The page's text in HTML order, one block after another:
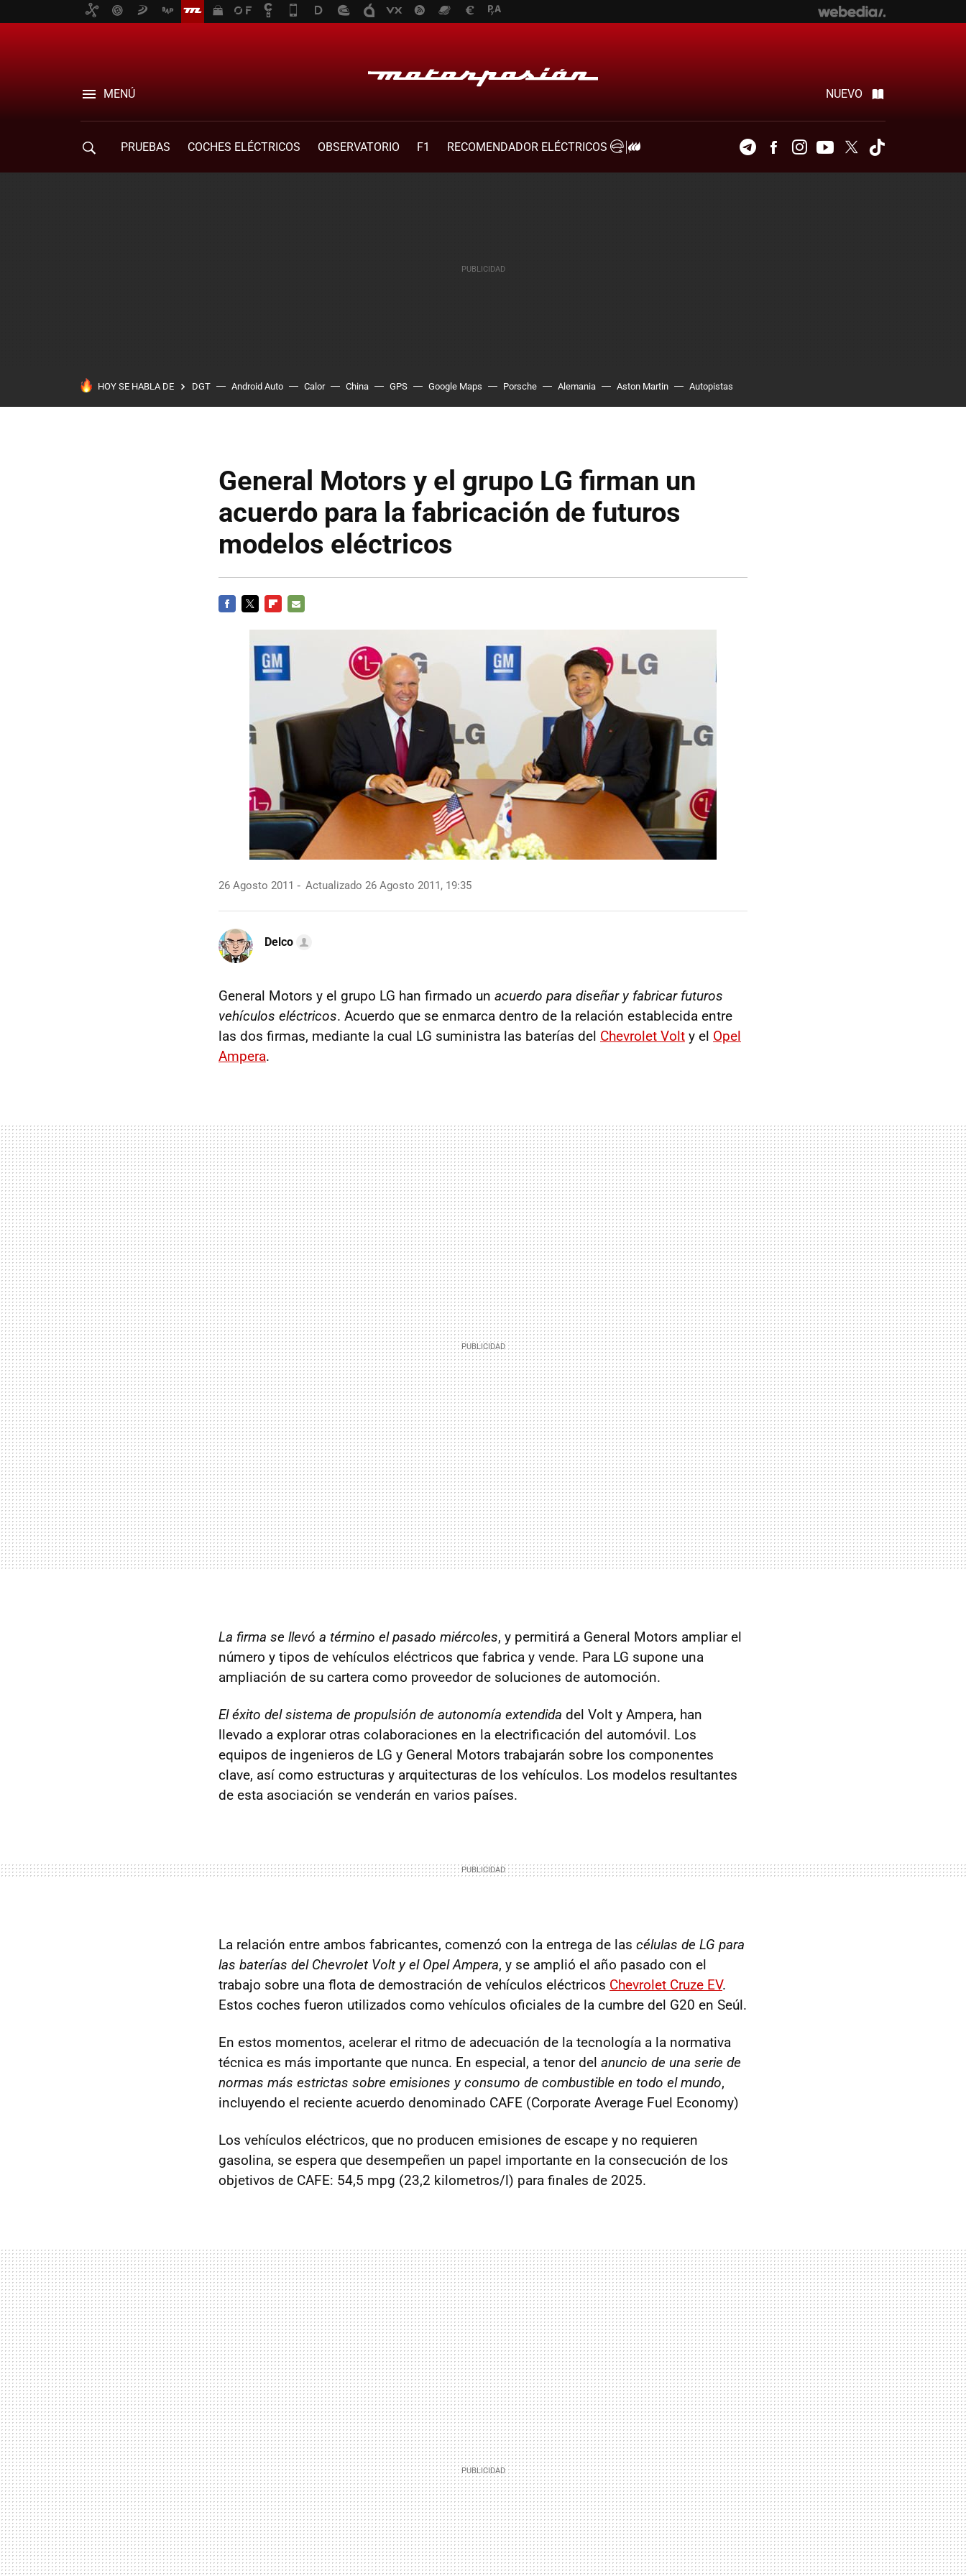
MENÚ NUEVO
PRUEBAS COCHES ELÉCTRICOS OBSERVATORIO F1
RECOMENDADOR ELÉCTRICOS
TelegramFacebookInstagramYoutubeTwitter
HOY SE HABLA DE DGT Android Auto Calor China GPS Google Maps Porsche Alemania Aston Martin Autopistas
General Motors y el grupo LG firman un
acuerdo para la fabricación de futuros
modelos eléctricos
26 Agosto 2011 Actualizado 26 Agosto 2011, 19:35
Delco
General Motors y el grupo LG han firmado un acuerdo para diseñar y fabricar futuros
vehículos eléctricos. Acuerdo que se enmarca dentro de la relación establecida entre
las dos firmas, mediante la cual LG suministra las baterías del Chevrolet Volt y el Opel
Ampera.
La firma se llevó a término el pasado miércoles, y permitirá a General Motors ampliar el
número y tipos de vehículos eléctricos que fabrica y vende. Para LG supone una
ampliación de su cartera como proveedor de soluciones de automoción.
El éxito del sistema de propulsión de autonomía extendida del Volt y Ampera, han
llevado a explorar otras colaboraciones en la electrificación del automóvil. Los
equipos de ingenieros de LG y General Motors trabajarán sobre los componentes
clave, así como estructuras y arquitecturas de los vehículos. Los modelos resultantes
de esta asociación se venderán en varios países.
La relación entre ambos fabricantes, comenzó con la entrega de las células de LG para
las baterías del Chevrolet Volt y el Opel Ampera, y se amplió el año pasado con el
trabajo sobre una flota de demostración de vehículos eléctricos Chevrolet Cruze EV.
Estos coches fueron utilizados como vehículos oficiales de la cumbre del G20 en Seúl.
En estos momentos, acelerar el ritmo de adecuación de la tecnología a la normativa
técnica es más importante que nunca. En especial, a tenor del anuncio de una serie de
normas más estrictas sobre emisiones y consumo de combustible en todo el mundo,
incluyendo el reciente acuerdo denominado CAFE (Corporate Average Fuel Economy)
Los vehículos eléctricos, que no producen emisiones de escape y no requieren
gasolina, se espera que desempeñen un papel importante en la consecución de los
objetivos de CAFE: 54,5 mpg (23,2 kilometros/l) para finales de 2025.